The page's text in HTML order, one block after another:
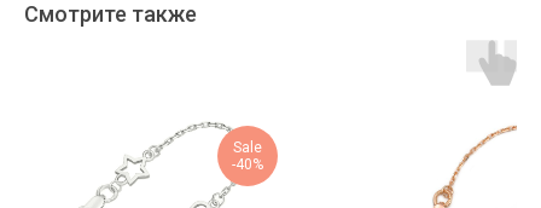
Смотрите также
Sale
-40%